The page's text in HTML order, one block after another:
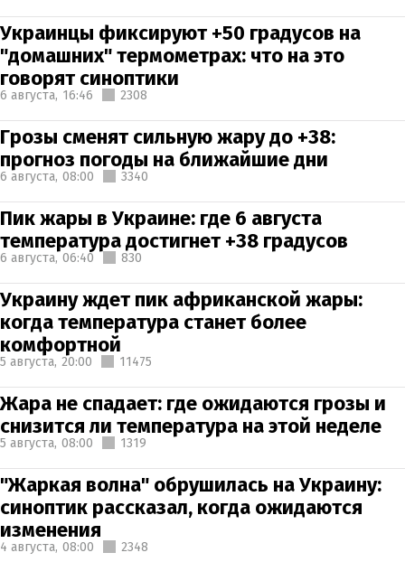
Украинцы фиксируют +50 градусов на
"домашних" термометрах: что на это
говорят синоптики
6 августа, 16:46 2308
Грозы сменят сильную жару до +38:
прогноз погоды на ближайшие дни
6 августа, 08:00 3340
Пик жары в Украине: где 6 августа
температура достигнет +38 градусов
6 августа, 06:40 830
Украину ждет пик африканской жары:
когда температура станет более
комфортной
5 августа, 20:00 11475
Жара не спадает: где ожидаются грозы и
снизится ли температура на этой неделе
5 августа, 08:00 1319
"Жаркая волна" обрушилась на Украину:
синоптик рассказал, когда ожидаются
изменения
4 августа, 08:00 2348